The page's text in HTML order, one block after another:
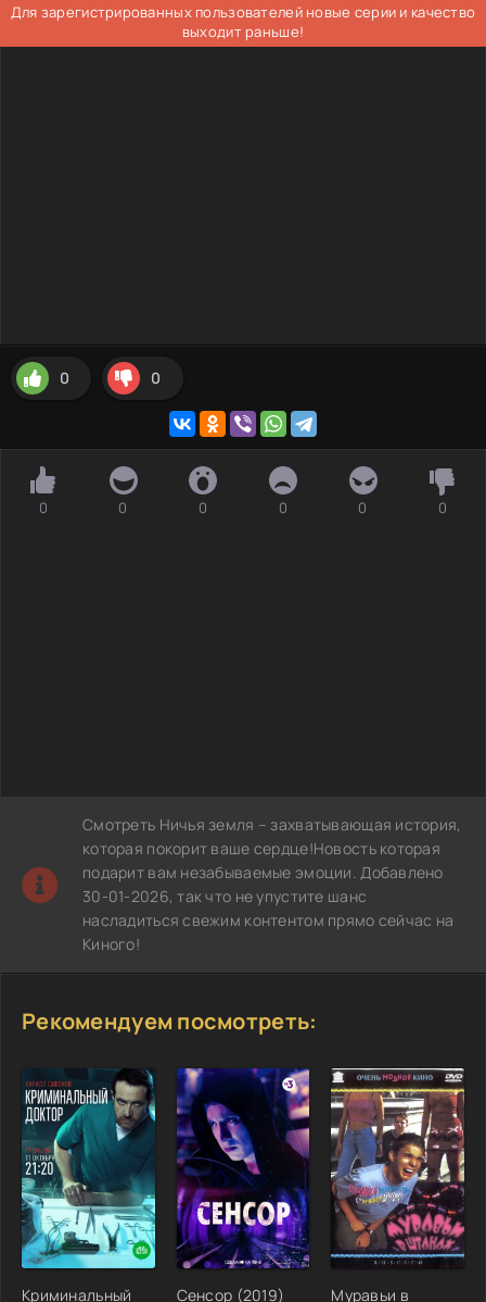
Для зарегистрированных пользователей новые серии и качество
выходит раньше!
0 0
0 0 0 0 0 0
Смотреть Ничья земля – захватывающая история,
которая покорит ваше сердце!Новость которая
подарит вам незабываемые эмоции. Добавлено
30-01-2026, так что не упустите шанс
насладиться свежим контентом прямо сейчас на
Киного!
Рекомендуем посмотреть:
Криминальный Сенсор (2019) Муравьи в